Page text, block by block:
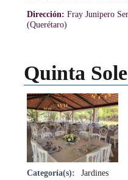
Dirección: Fray Junipero
(Querétaro)
Quinta
Categoría(s):
Jardines